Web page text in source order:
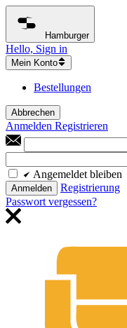
Hamburger
Hello, Sign in
Mein Konto
Bestellungen
Abbrechen
Anmelden Registrieren
Angemeldet bleiben
Anmelden
Registrierung
Passwort vergessen?